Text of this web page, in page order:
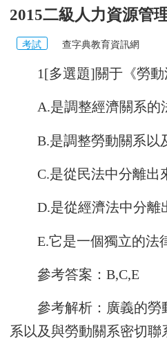
2015二級人力資源管
考試 查字典教育資訊網
1[多選題]關于《勞動
A.是調整經濟關系的
B.是調整勞動關系以
C.是從民法中分離出
D.是從經濟法中分離
E.它是一個獨立的法
參考答案：B,C,E
參考解析：廣義的勞
系以及與勞動關系密切